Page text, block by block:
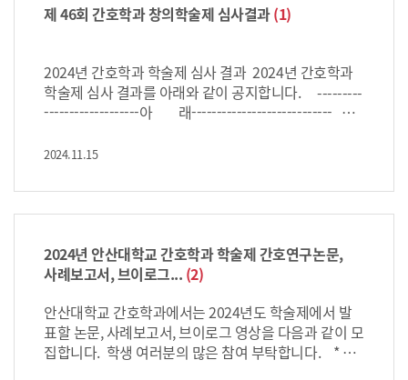
교수님께 전자메일(jhkimm@ansan.ac.kr) 6월 19일
생 여러분의 많은 참여를 부탁합니다. 감사합니다.
mm@ansan.ac.kr) 9월 7일 자정까지 송부 제목은 반
니다. 감사합니다.
제: 대학생활적응 이야기 또는 대학소개(2분 미만 영상)
제: 감염관리(2분 미만 영상) 예) 임상기본간호학 교
과목에서 배운 감염내용 촬영 또는 과제로 제출한 동영
상 제출 가능 *공통사항 접수마감: 2025.09.22(월) 접
방에 업로드 -이클래스는 개강날 개설됨 문의:
는 이클래스 쪽지 시상: 심사를 통해 우수작 선정 및 시
상, 상금 및 상장 수여 * 올해는 수상작 이외에도 참가
에 좋은 이력으로 기술 가능 * 4학년 논문 제출작 중 우
수작은 간호학회지 게재 가능 * 우수 브이로그는 제출
여 경험은 여러분의 소중한 자산이 될 것입니다. 재학
생 여러분들의 많은 참여를 기대합니다^^
제 46회 간호학과 창의학술제 심사결과(1)
2024년 간호학과 학술제 심사 결과 2024년 간호학과
학술제 심사 결과를 아래와 같이 공지합니다. ---------
-------------------아 래---------------------------- 위
가상의 상장은 학술제 이후 학과 사무실에서 받을 수 있
2024.11.15
2024년 안산대학교 간호학과 학술제 간호연구논문,
사례보고서, 브이로그... (2)
안산대학교 간호학과에서는 2024년도 학술제에서 발
표할 논문, 사례보고서, 브이로그 영상을 다음과 같이 모
집합니다. 학생 여러분의 많은 참여 부탁합니다. * 논